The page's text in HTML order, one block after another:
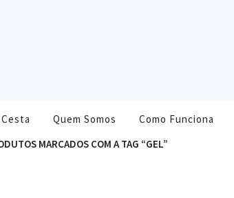
Quem Somos Como Funciona
MARCADOS COM A TAG “GEL”